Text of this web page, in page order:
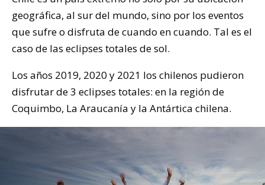
geográfica, al sur del mundo, sino por los eventos
que sufre o disfruta de cuando en cuando. Tal es el
caso de las eclipses totales de sol.
Los años 2019, 2020 y 2021 los chilenos pudieron
disfrutar de 3 eclipses totales: en la región de
Coquimbo, La Araucanía y la Antártica chilena.